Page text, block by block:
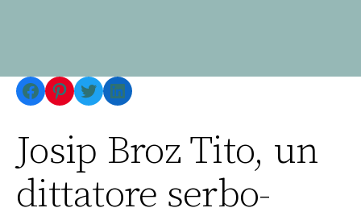
Facebook
Pinterest
TwitterLinkedIn
Josip Broz Tito, un
dittatore serbo-